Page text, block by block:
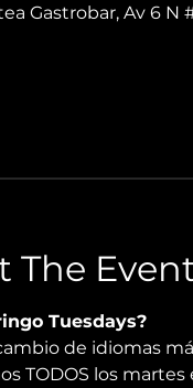
Gastrobar, Av 6 N
The
Tuesdays?
de idiomas
TODOS los